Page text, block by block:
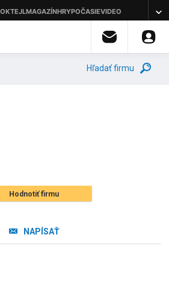
Hľadať firmu
Hodnotiť firmu
NAPÍSAŤ